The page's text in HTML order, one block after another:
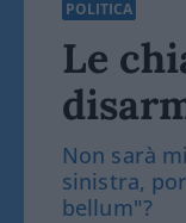
POLITICA
Le
Non sarà
sinistra,
bellum"?